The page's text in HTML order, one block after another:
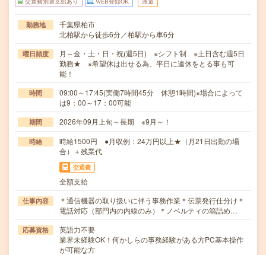
交通費別途支給あり WEB登録OK 派遣
勤務地
千葉県柏市
北柏駅から徒歩6分／柏駅から車6分
曜日頻度
月～金・土・日・祝(週5日) ※シフト制 ※土日含む週5日
勤務★ ※希望休は出せる為、平日に連休をとる事も可
能！
時間
09:00～17:45(実働7時間45分 休憩1時間)※場合によって
は9：00～17：00可能
期間 2026年09月上旬～長期 ※9月～！
時給
時給1500円 ●月収例：24万円以上★（月21日出勤の場
合）＋残業代
交通費
全額支給
仕事内容
＊通信機器の取り扱いに伴う事務作業＊伝票発行仕分け＊
電話対応（部門内の内線のみ）＊ノベルティの箱詰め…
応募資格
英語力不要
業界未経験OK！何かしらの事務経験がある方PC基本操作
が可能な方